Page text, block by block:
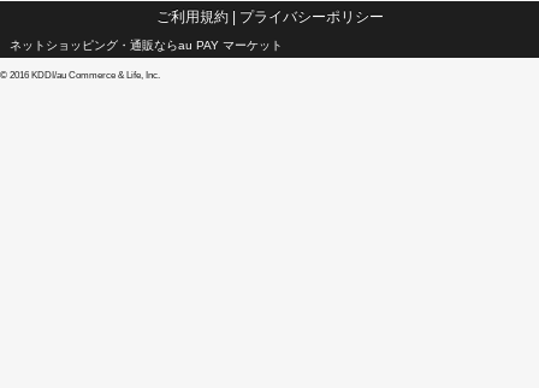
ご利用規約| プライバシーポリシー
ネットショッピング・通販ならau PAY マーケット
© 2016 KDDI/au Commerce & Life, Inc.